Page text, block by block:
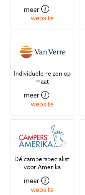
meer
website
Individuele reizen op
maat
meer
website
Dé camperspecialist
voor Amerika
meer
website